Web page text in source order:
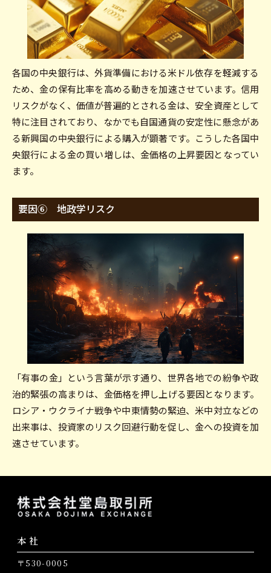
各国の中央銀行は、外貨準備における米ドル依存を軽減する
ため、金の保有比率を高める動きを加速させています。信用
リスクがなく、価値が普遍的とされる金は、安全資産として
特に注目されており、なかでも自国通貨の安定性に懸念があ
る新興国の中央銀行による購入が顕著です。こうした各国中
央銀行による金の買い増しは、金価格の上昇要因となってい
ます。
要因⑥ 地政学リスク
「有事の金」という言葉が示す通り、世界各地での紛争や政
治的緊張の高まりは、金価格を押し上げる要因となります。
ロシア・ウクライナ戦争や中東情勢の緊迫、米中対立などの
出来事は、投資家のリスク回避行動を促し、金への投資を加
速させています。
本社
〒530-0005